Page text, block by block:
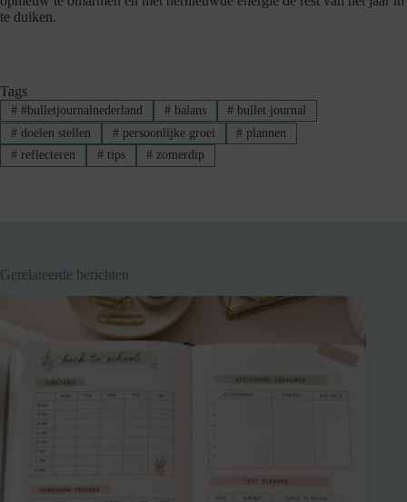
te duiken.
Tags
##bulletjournalnederland #balans # bullet journal
#doelen stellen #persoonlijke groei # plannen
#reflecteren #tips # zomerdip
Gerelateerde berichten